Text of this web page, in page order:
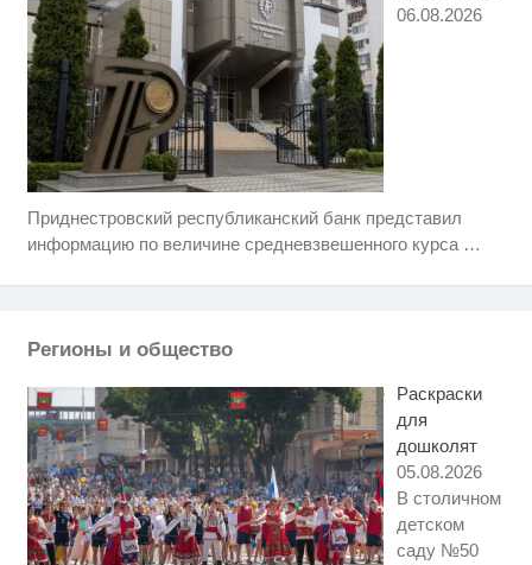
06.08.2026
Приднестровский республиканский банк представил
информацию по величине средневзвешенного курса …
Регионы и общество
Раскраски
для
дошколят
05.08.2026
В столичном
детском
саду №50
i
Ржу не переставая, это видео
Королева вагона отожгла! Видео
Этот танец невесты оставит вас